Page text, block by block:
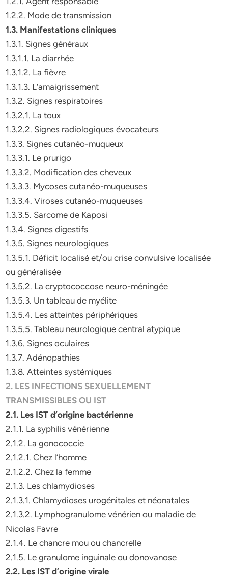
1.2.2. Mode de transmission
1.3. Manifestations cliniques
1.3.1. Signes généraux
1.3.1.1. La diarrhée
1.3.1.2. La fièvre
1.3.1.3. L’amaigrissement
1.3.2. Signes respiratoires
1.3.2.1. La toux
1.3.2.2. Signes radiologiques évocateurs
1.3.3. Signes cutanéo-muqueux
1.3.3.1. Le prurigo
1.3.3.2. Modification des cheveux
1.3.3.3. Mycoses cutanéo-muqueuses
1.3.3.4. Viroses cutanéo-muqueuses
1.3.3.5. Sarcome de Kaposi
1.3.4. Signes digestifs
1.3.5. Signes neurologiques
1.3.5.1. Déficit localisé et/ou crise convulsive localisée
ou généralisée
1.3.5.2. La cryptococcose neuro-méningée
1.3.5.3. Un tableau de myélite
1.3.5.4. Les atteintes périphériques
1.3.5.5. Tableau neurologique central atypique
1.3.6. Signes oculaires
1.3.7. Adénopathies
1.3.8. Atteintes systémiques
2. LES INFECTIONS SEXUELLEMENT
TRANSMISSIBLES OU IST
2.1. Les IST d’origine bactérienne
2.1.1. La syphilis vénérienne
2.1.2. La gonococcie
2.1.2.1. Chez l’homme
2.1.2.2. Chez la femme
2.1.3. Les chlamydioses
2.1.3.1. Chlamydioses urogénitales et néonatales
2.1.3.2. Lymphogranulome vénérien ou maladie de
Nicolas Favre
2.1.4. Le chancre mou ou chancrelle
2.1.5. Le granulome inguinale ou donovanose
2.2. Les IST d’origine virale